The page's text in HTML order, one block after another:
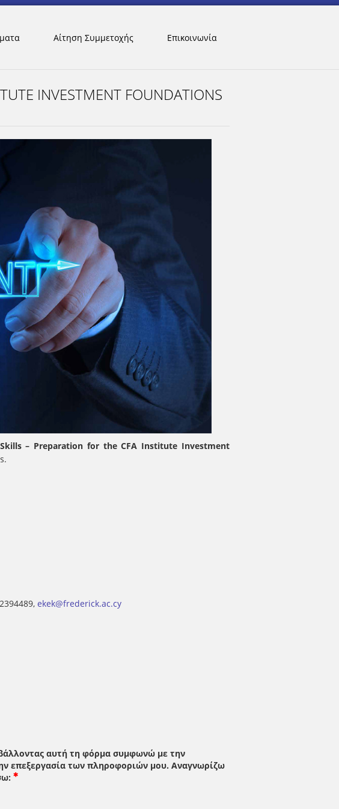
Αίτηση Συμμετοχής Επικοινωνία
INVESTMENT FOUNDATIONS
– Preparation for the CFA Institute Investment
ekek@frederick.ac.cy
αυτή τη φόρμα συμφωνώ με την
επεξεργασία των πληροφοριών μου. Αναγνωρίζω